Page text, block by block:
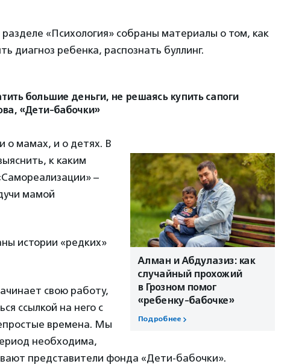
разделе «Психология» собраны материалы о том, как
диагноз ребенка, распознать буллинг.
большие деньги, не решаясь купить сапоги
«Дети-бабочки»
Алман и Абдулазиз: как
случайный прохожий
в Грозном помог
«ребенку-бабочке»
Подробнее
о мамах, и о детях. В
к каким
–
мамой
истории «редких»
свою работу,
ссылкой на него с
времена. Мы
необходима,
представители фонда «Дети-бабочки».